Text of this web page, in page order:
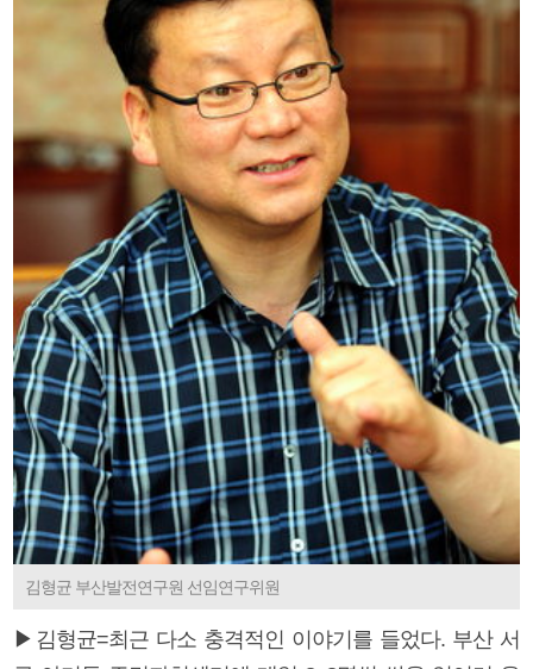
김형균 부산발전연구원 선임연구위원
▶김형균=최근 다소 충격적인 이야기를 들었다. 부산 서